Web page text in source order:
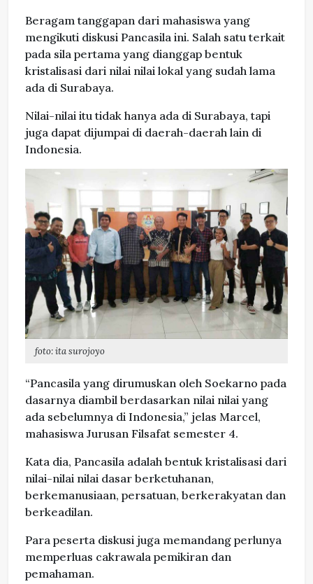
Beragam tanggapan dari mahasiswa yang
mengikuti diskusi Pancasila ini. Salah satu terkait
pada sila pertama yang dianggap bentuk
kristalisasi dari nilai nilai lokal yang sudah lama
ada di Surabaya.
Nilai-nilai itu tidak hanya ada di Surabaya, tapi
juga dapat dijumpai di daerah-daerah lain di
Indonesia.
foto: ita surojoyo
“Pancasila yang dirumuskan oleh Soekarno pada
dasarnya diambil berdasarkan nilai nilai yang
ada sebelumnya di Indonesia,” jelas Marcel,
mahasiswa Jurusan Filsafat semester 4.
Kata dia, Pancasila adalah bentuk kristalisasi dari
nilai-nilai nilai dasar berketuhanan,
berkemanusiaan, persatuan, berkerakyatan dan
berkeadilan.
Para peserta diskusi juga memandang perlunya
memperluas cakrawala pemikiran dan
pemahaman.